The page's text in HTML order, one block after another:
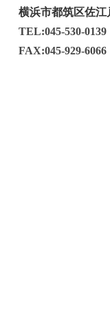
横浜市都筑区佐江
TEL:045-530-0139
FAX:045-929-6066